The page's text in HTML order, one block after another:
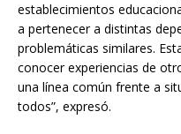
establecimientos
a pertenecer a distintas
problemáticas similares.
conocer experiencias de
una línea común frente a
todos”, expresó.